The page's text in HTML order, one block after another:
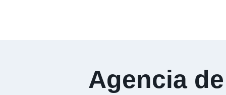
Agencia